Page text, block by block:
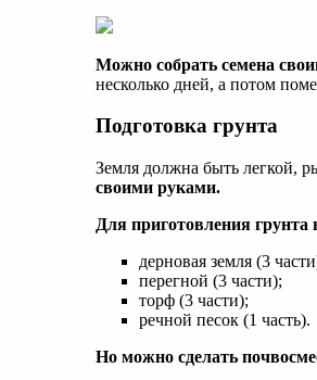
Можно собрать семена
несколько дней, а потом
Подготовка грунта
Земля должна быть легкой,
своими руками.
Для приготовления
дерновая земля (3
перегной (3 части);
торф (3 части);
речной песок (1 часть).
Но можно сделать